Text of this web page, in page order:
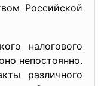
Российской
налогового
непостоянно.
различного